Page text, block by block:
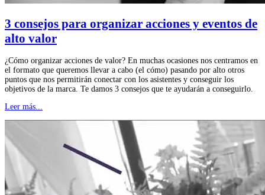
3 consejos para organizar acciones y eventos de
alto valor
¿Cómo organizar acciones de valor? En muchas ocasiones nos centramos en
el formato que queremos llevar a cabo (el cómo) pasando por alto otros
puntos que nos permitirán conectar con los asistentes y conseguir los
objetivos de la marca. Te damos 3 consejos que te ayudarán a conseguirlo.
Leer más...